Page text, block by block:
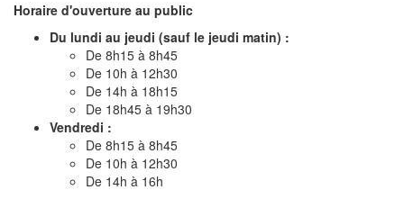
Horaire d'ouverture au public
Du lundi au jeudi (sauf le jeudi matin) :
De 8h15 à 8h45
De 10h à 12h30
De 14h à 18h15
De 18h45 à 19h30
Vendredi :
De 8h15 à 8h45
De 10h à 12h30
De 14h à 16h